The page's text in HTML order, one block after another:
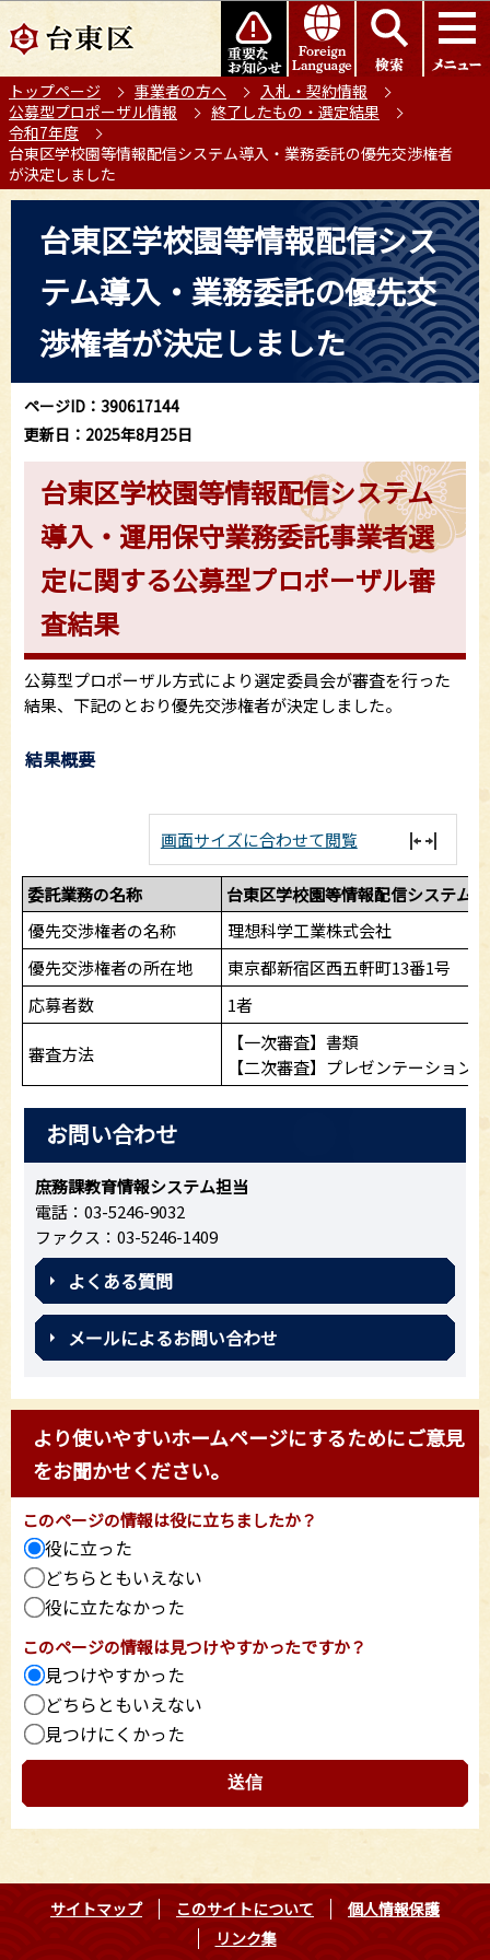
の
ー
ジ
の
先
頭
このページの本文へ移動
トップページ 事業者の方へ
入札・契約情報
公募型プロポーザル情報
終了したもの・選定結果
令和7年度
台東区学校園等情報配信システム導入・業務委託の優先交渉権者
が決定しました
台東区学校園等情報配信シス
テム導入・業務委託の優先交
渉権者が決定しました
ページID：390617144
更新日：2025年8月25日
台東区学校園等情報配信システム
導入・運用保守業務委託事業者選
定に関する公募型プロポーザル審
査結果
公募型プロポーザル方式により選定委員会が審査を行った
結果、下記のとおり優先交渉権者が決定しました。
結果概要
画面サイズに合わせて閲覧
委託業務の名称
台東区学校園等情報配信システム
優先交渉権者の名称
理想科学工業株式会社
優先交渉権者の所在地
東京都新宿区西五軒町13番1号
応募者数
1者
審査方法
【一次審査】書類
【二次審査】プレゼンテーション
お問い合わせ
庶務課教育情報システム担当
電話：03-5246-9032
ファクス：03-5246-1409
よくある質問
メールによるお問い合わせ
より使いやすいホームページにするためにご意見
をお聞かせください。
このページの情報は役に立ちましたか？
役に立った
どちらともいえない
役に立たなかった
このページの情報は見つけやすかったですか？
見つけやすかった
どちらともいえない
見つけにくかった
サイトマップ このサイトについて
個人情報保護
リンク集